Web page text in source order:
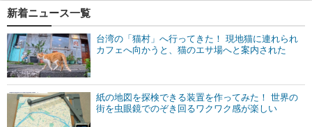
新着ニュース一覧
台湾の「猫村」へ行ってきた！ 現地猫に連れられ
カフェへ向かうと、猫のエサ場へと案内された
紙の地図を探検できる装置を作ってみた！ 世界の
街を虫眼鏡でのぞき回るワクワク感が楽しい